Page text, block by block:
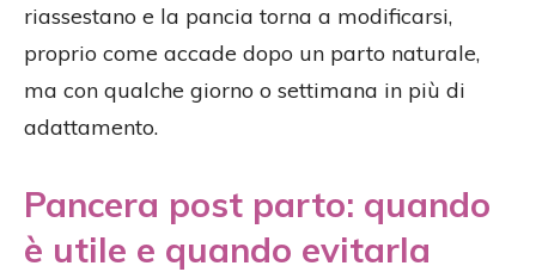
riassestano e la pancia torna a modificarsi,
proprio come accade dopo un parto naturale,
ma con qualche giorno o settimana in più di
adattamento.
Pancera post parto: quando
è utile e quando evitarla